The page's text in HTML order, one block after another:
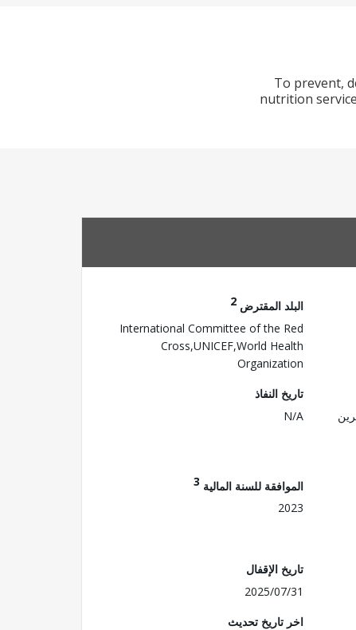
To prevent,
nutrition
البلد المقترض 2
International Committee of the Red
Cross,UNICEF,World Health
Organization
تاريخ النفاذ
N/A
الموافقة للسنة المالية 3
2023
تاريخ الإقفال
2025/07/31
اخر تاريخ تحديث